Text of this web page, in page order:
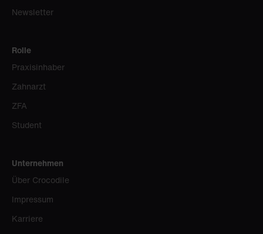
Newsletter
Rolle
Praxisinhaber
Zahnarzt
ZFA
Student
Unternehmen
Über Crocodile
Impressum
Karriere